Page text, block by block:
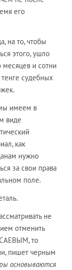
его
на то, чтобы
этого, ушло
месяцев и сотни
судебных
имеем в
виде
как
нужно
за свои права
поле.
не
отменить
то
пишет черным
основываются